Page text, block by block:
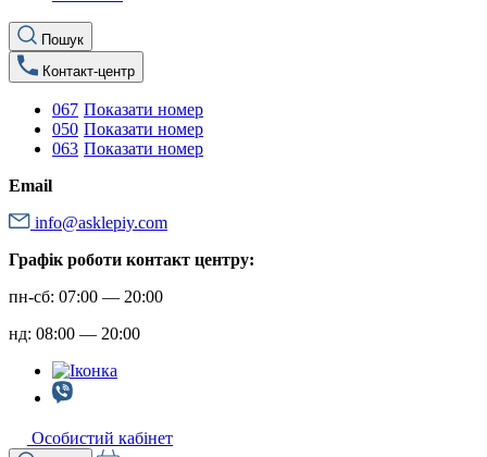
Пошук
Контакт-центр
067 Показати номер
050 Показати номер
063 Показати номер
Email
info@asklepiy.com
Графік роботи контакт центру:
пн-сб: 07:00 — 20:00
нд: 08:00 — 20:00
Особистий кабінет